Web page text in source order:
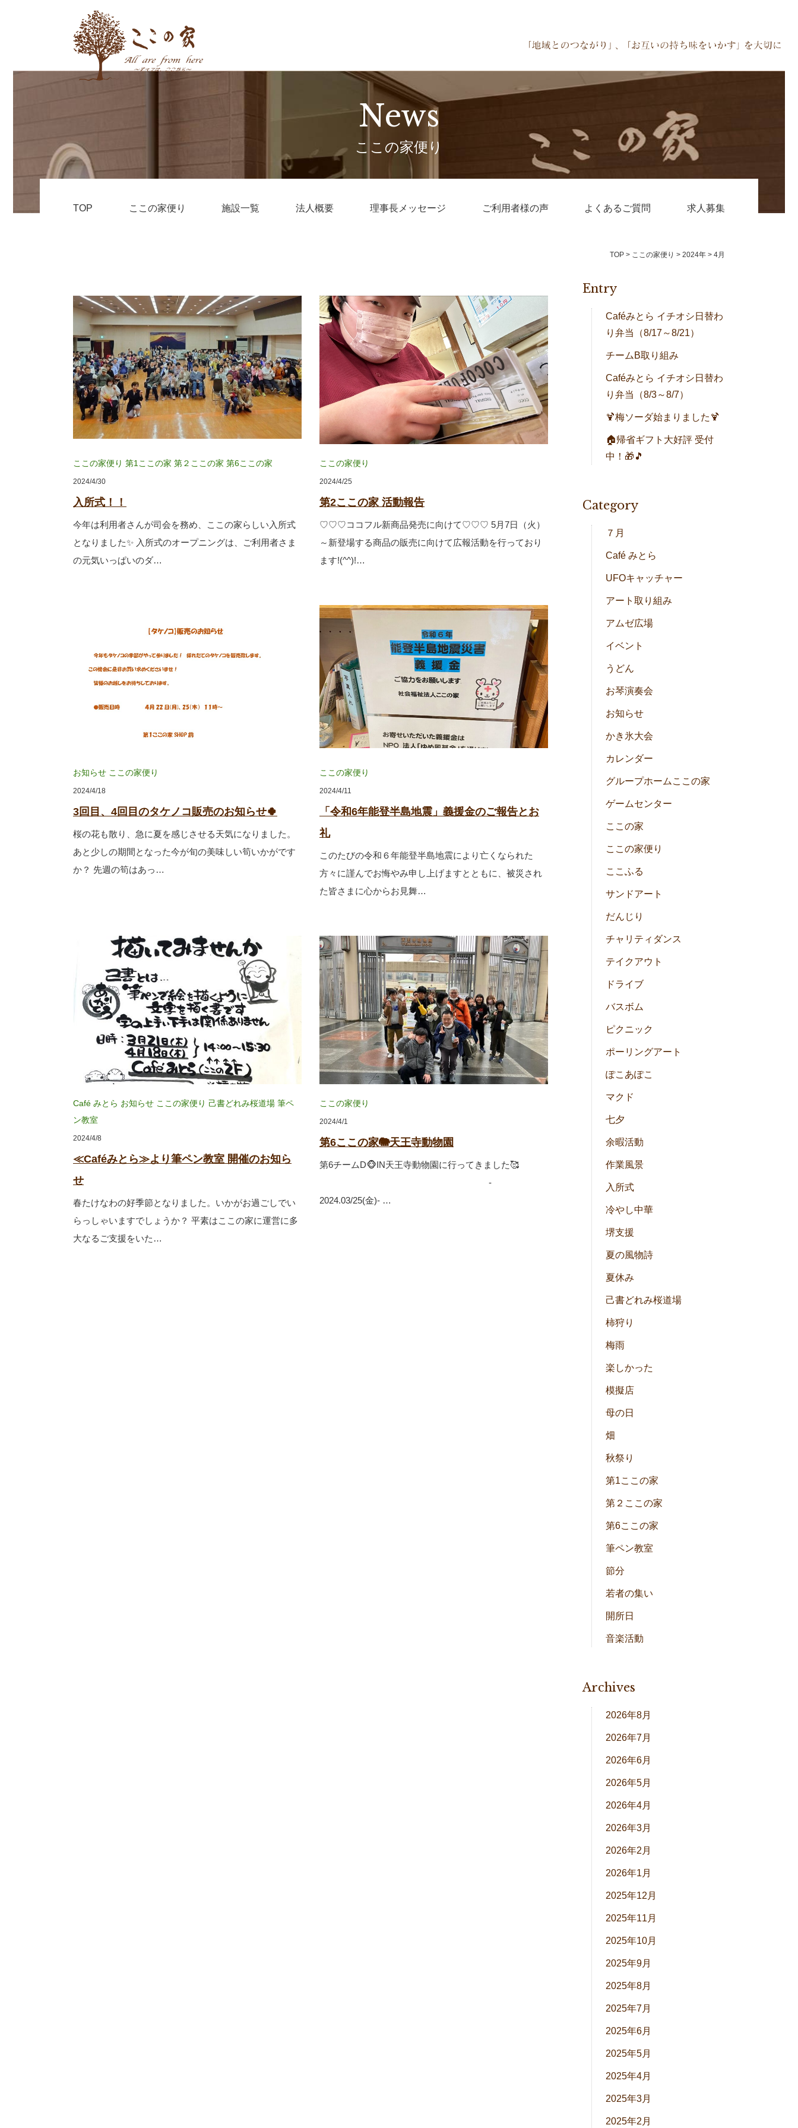
News
ここの家便り
TOP ここの家便り 施設一覧 法人概要 理事長メッセージ ご利用者様の声 よくあるご質問 求人募集
TOP > ここの家便り > 2024年 > 4月
ここの家便り 第1ここの家 第２ここの家 第6ここの家
2024/4/30
入所式！！
今年は利用者さんが司会を務め、ここの家らしい入所式
となりました✨ 入所式のオープニングは、ご利用者さま
の元気いっぱいのダ…
ここの家便り
2024/4/25
第2ここの家 活動報告
♡♡♡ココフル新商品発売に向けて♡♡♡ 5月7日（火）
～新登場する商品の販売に向けて広報活動を行っており
ます!(^^)!…
お知らせ ここの家便り
2024/4/18
3回目、4回目のタケノコ販売のお知らせ🍀
桜の花も散り、急に夏を感じさせる天気になりました。
あと少しの期間となった今が旬の美味しい筍いかがです
か？ 先週の筍はあっ…
ここの家便り
2024/4/11
「令和6年能登半島地震」義援金のご報告とお
礼
このたびの令和６年能登半島地震により亡くなられた
方々に謹んでお悔やみ申し上げますとともに、被災され
た皆さまに心からお見舞…
Café みとら お知らせ ここの家便り 己書どれみ桜道場 筆ペ
ン教室
2024/4/8
≪Caféみとら≫より筆ペン教室 開催のお知ら
せ
春たけなわの好季節となりました。いかがお過ごしでい
らっしゃいますでしょうか？ 平素はここの家に運営に多
大なるご支援をいた…
ここの家便り
2024/4/1
第6ここの家🐘天王寺動物園
第6チームD🐵IN天王寺動物園に行ってきました🥰
‐
2024.03/25(金)‐ …
Entry
Caféみとら イチオシ日替わ
り弁当（8/17～8/21）
チームB取り組み
Caféみとら イチオシ日替わ
り弁当（8/3～8/7）
🍹梅ソーダ始まりました🍹
🏠帰省ギフト大好評 受付
中！🎁🎵
Category
７月
Café みとら
UFOキャッチャー
アート取り組み
アムゼ広場
イベント
うどん
お琴演奏会
お知らせ
かき氷大会
カレンダー
グループホームここの家
ゲームセンター
ここの家
ここの家便り
ここふる
サンドアート
だんじり
チャリティダンス
テイクアウト
ドライブ
バスボム
ピクニック
ポーリングアート
ぽこあぽこ
マクド
七夕
余暇活動
作業風景
入所式
冷やし中華
堺支援
夏の風物詩
夏休み
己書どれみ桜道場
柿狩り
梅雨
楽しかった
模擬店
母の日
畑
秋祭り
第1ここの家
第２ここの家
第6ここの家
筆ペン教室
節分
若者の集い
開所日
音楽活動
Archives
2026年8月
2026年7月
2026年6月
2026年5月
2026年4月
2026年3月
2026年2月
2026年1月
2025年12月
2025年11月
2025年10月
2025年9月
2025年8月
2025年7月
2025年6月
2025年5月
2025年4月
2025年3月
2025年2月